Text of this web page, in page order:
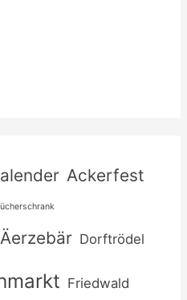
Ackerfest
Dorftrödel
Friedwald